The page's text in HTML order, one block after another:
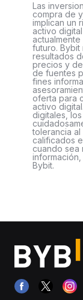
Las
compra de
implican un
activo
futuro.
resultados
precios y
de fuentes
fines
oferta para
activo
digitales,
tolerancia
calificados
cuando sea
Bybit.